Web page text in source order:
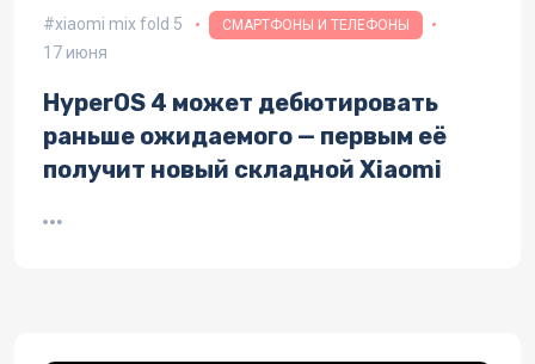
xiaomi mix fold 5 СМАРТФОНЫ И ТЕЛЕФОНЫ
17 июня
HyperOS 4 может дебютировать
раньше ожидаемого — первым её
получит новый складной Xiaomi